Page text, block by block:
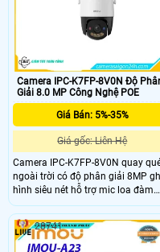
Camera IPC-K7FP-8V0N Độ
Giải 8.0 MP Công Nghệ POE
Giá Bán: 5%-35%
Giá gốc: Liên Hệ
Camera IPC-K7FP-8V0N quay
ngoài trời có độ phân giải 8MP
hình siêu nét hỗ trợ mic loa đàm
thoại cực rỏ. Khay thẻ nhớ lên đến
512GB lưu trữ lâu dài với chuẩn
video H.265. Hỗ trợ tính năng AI
phát hiện chuyển động, phân biệt
28741